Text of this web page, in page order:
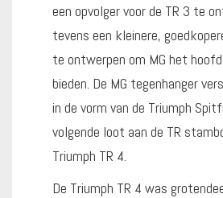
een opvolger voor de TR 3 te
tevens een kleinere,
te ontwerpen om MG het
bieden. De MG tegenhanger
in de vorm van de Triumph
volgende loot aan de TR
Triumph TR 4.
De Triumph TR 4 was